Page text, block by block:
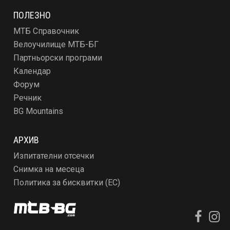
ПОЛЕЗНО
МТБ Справочник
Велоучилище МТБ-БГ
Партньорски програми
Календар
Форум
Речник
BG Mountains
АРХИВ
Изпитателни отсечки
Снимка на месеца
Политика за бисквитки (ЕС)